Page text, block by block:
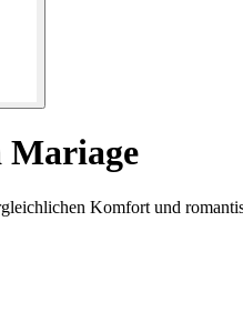
Mariage
Komfort und